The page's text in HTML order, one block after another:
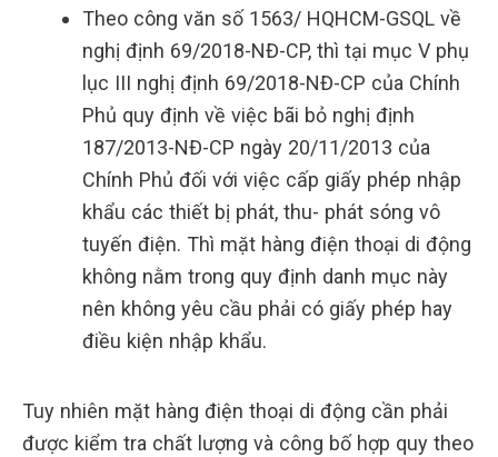
Theo công văn số 1563/ HQHCM-GSQL về
nghị định 69/2018-NĐ-CP, thì tại mục V phụ
lục III nghị định 69/2018-NĐ-CP của Chính
Phủ quy định về việc bãi bỏ nghị định
187/2013-NĐ-CP ngày 20/11/2013 của
Chính Phủ đối với việc cấp giấy phép nhập
khẩu các thiết bị phát, thu- phát sóng vô
tuyến điện. Thì mặt hàng điện thoại di động
không nằm trong quy định danh mục này
nên không yêu cầu phải có giấy phép hay
điều kiện nhập khẩu.
Tuy nhiên mặt hàng điện thoại di động cần phải
được kiểm tra chất lượng và công bố hợp quy theo